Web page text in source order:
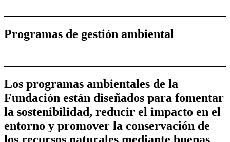
Programas de gestión ambiental
Los programas ambientales de la
Fundación están diseñados para fomentar
la sostenibilidad, reducir el impacto en el
entorno y promover la conservación de